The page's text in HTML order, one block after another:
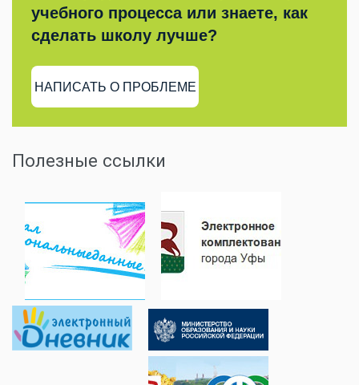
учебного процесса или знаете, как
сделать школу лучше?
НАПИСАТЬ О ПРОБЛЕМЕ
Полезные ссылки